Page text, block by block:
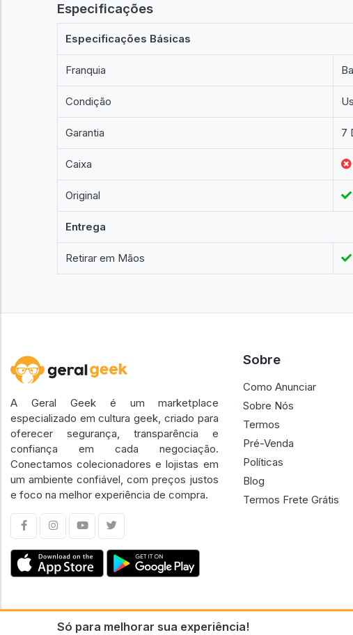
Especificações
Especificações Básicas
Franquia
Condição
Garantia 7
Caixa
Original
Entrega
Retirar em Mãos
Só para melhorar sua experiência!
A Geral Geek é um marketplace
especializado em cultura geek, criado para
oferecer segurança, transparência e
confiança em cada negociação.
Conectamos colecionadores e lojistas em
um ambiente confiável, com preços justos
e foco na melhor experiência de compra.
Sobre
Como Anunciar
Sobre Nós
Termos
Pré-Venda
Políticas
Blog
Termos Frete Grátis